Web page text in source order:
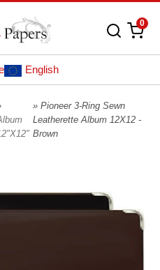
0
English
» Pioneer 3-Ring Sewn
Leatherette Album 12X12 -
Brown